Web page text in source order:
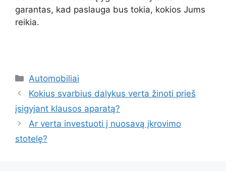
garantas, kad paslauga bus tokia, kokios Jums
reikia.
Kategorijos
Automobiliai
Kokius svarbius dalykus verta žinoti prieš
įsigyjant klausos aparatą?
Ar verta investuoti į nuosavą įkrovimo
stotelę?